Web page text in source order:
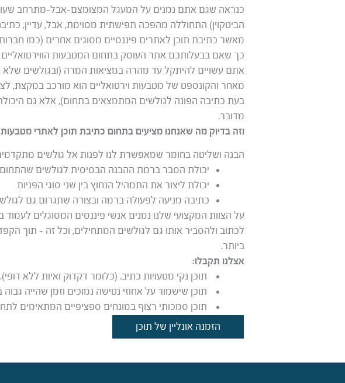
הביטקוין) התחוללה מהפכה תפישתית מסוימת, אבל, עדיין,
מאשר כתיבת תוכן לאתרים פיננסיים מסוגים אחרים (כמו
כך שאם בבעלותכם אתר העוסק בתחום המטבעות
אתם עשויים להיתקל עד מהרה במציאות המרה (ובגולשים
מאחר והקונספט של מטבעות וירטואליים הוא מורכב במקצת,
בעת כתיבה הפונה לגולשים המתמצאים בתחום), אלא גם
מדובר.
וזה בדיוק מה שאנחנו מציעים בתחום כתיבת תוכן לאתרי מטבעות
הבנה ושליטה בחומר שמאפשרת לנו לפנות אל גולשים
יכולת הסבר ברמת ההבנה הבסיסית לגולשים
יכולת ליצור את התמהיל הנחוץ בין שני סוגי הפניות
כתיבה מניעה לפעולה ברמה ובצורה שתגרום גם
על הצוות המקצועי שלנו נמנים אנשי פיננסים המסוגלים
לכתוב ולהסביר אותו גם לגולשים המתחילים, וכל זה – תוך
ביותר.
אצלנו תקבלו:
תוכן נקי מטעויות כתיב. (כלומר דקדוק ואיות ללא דופי).
תוכן שישמור על אחוזי נטישה נמוכים וזמן שהייה
תוכן סמכותי רצוף במונחים ספציפיים המתאימים
הזמנה אונליין של תוכן